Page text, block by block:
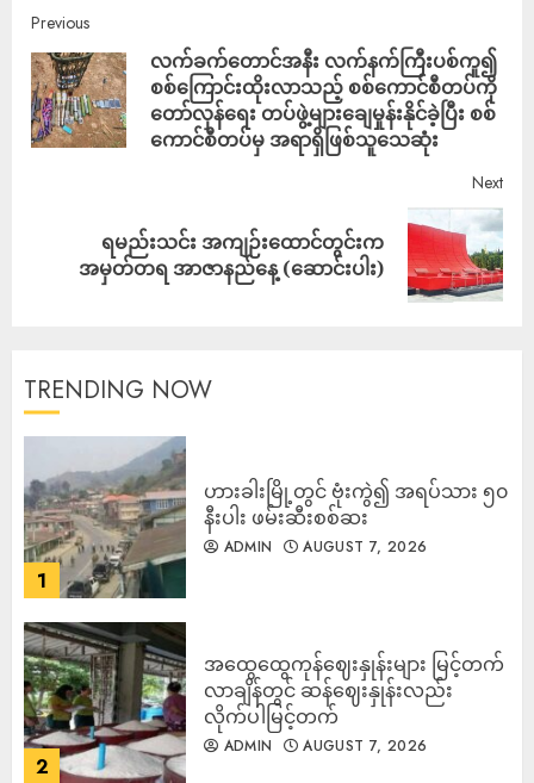
Previous
လက်ခက်တောင်အနီး လက်နက်ကြီးပစ်ကူ၍
စစ်ကြောင်းထိုးလာသည့် စစ်ကောင်စီတပ်ကို
တော်လှန်ရေး တပ်ဖွဲ့များချေမှုန်းနိုင်ခဲ့ပြီး စစ်
ကောင်စီတပ်မှ အရာရှိဖြစ်သူသေဆုံး
Next
ရမည်းသင်း အကျဉ်းထောင်တွင်းက
အမှတ်တရ အာဇာနည်နေ့ (ဆောင်းပါး)
TRENDING NOW
1
ဟားခါးမြို့တွင် ဗုံးကွဲ၍ အရပ်သား ၅၀
နီးပါး ဖမ်းဆီးစစ်ဆး
ADMIN AUGUST 7, 2026
2
အထွေထွေကုန်ဈေးနှုန်းများ မြင့်တက်
လာချိန်တွင် ဆန်ဈေးနှုန်းလည်း
လိုက်ပါမြင့်တက်
ADMIN AUGUST 7, 2026